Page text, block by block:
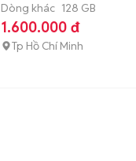
UNISOC T610 MƯỢT
Dòng khác 128 GB
1.600.000 đ
Tp Hồ Chí Minh